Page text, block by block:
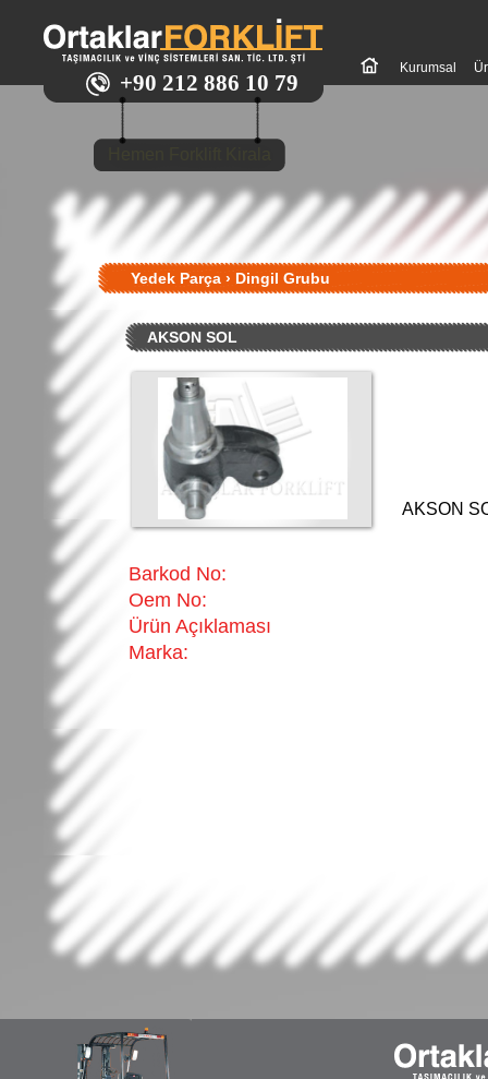
+90 212 886 10 79
Kurumsal
Yedek Parça › Dingil Grubu
AKSON SOL
AKSON
Barkod No:
Oem No:
Ürün Açıklaması
Marka: